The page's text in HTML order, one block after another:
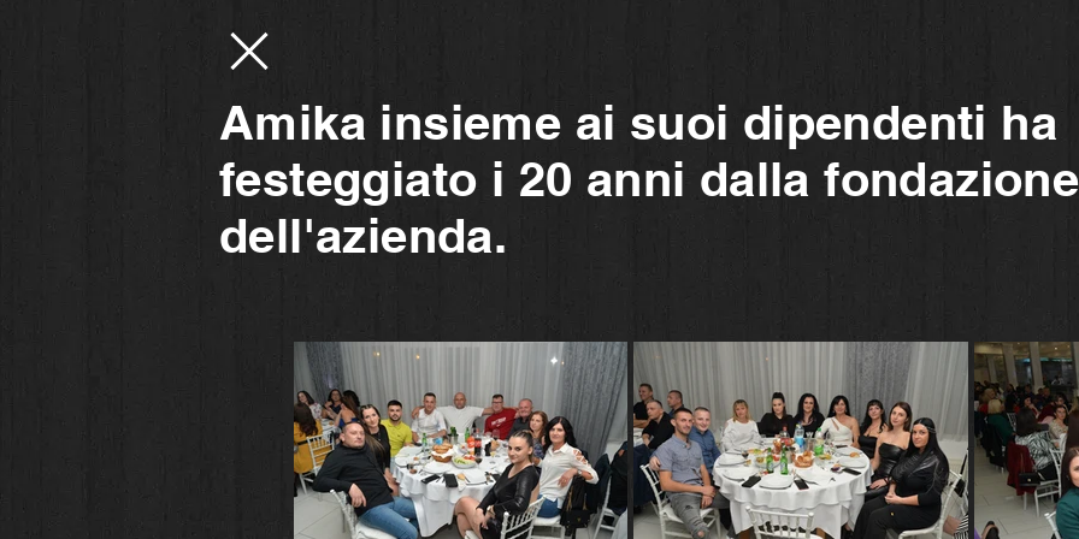
Amika insieme ai suoi dipendenti ha
festeggiato i 20 anni dalla fondazione
dell'azienda.